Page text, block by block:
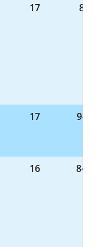
17 8-
17 9-
16 8-